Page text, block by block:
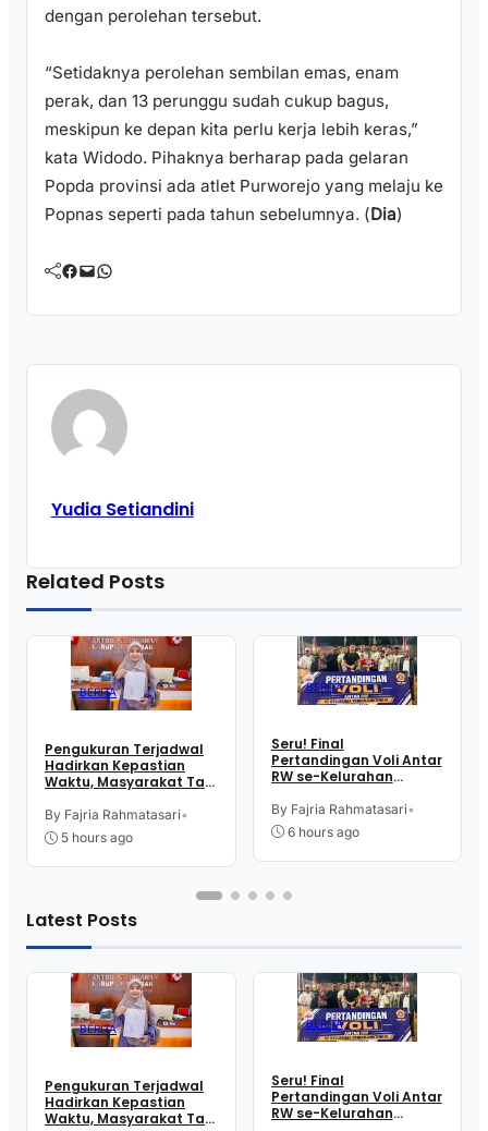
dengan perolehan tersebut.
“Setidaknya perolehan sembilan emas, enam
perak, dan 13 perunggu sudah cukup bagus,
meskipun ke depan kita perlu kerja lebih keras,”
kata Widodo. Pihaknya berharap pada gelaran
Popda provinsi ada atlet Purworejo yang melaju ke
Popnas seperti pada tahun sebelumnya. (Dia)
Facebook Mail WhatsApp
Yudia Setiandini
Related Posts
BERITA
Pengukuran Terjadwal
Hadirkan Kepastian
Waktu, Masyarakat Tak
Layanan Pertanahan
By Fajria Rahmatasari•
5 hours ago
BERITA
Seru! Final
Pertandingan Voli Antar
RW se-Kelurahan
Sambut HUT RI
By Fajria Rahmatasari•
6 hours ago
Latest Posts
BERITA
Pengukuran Terjadwal
Hadirkan Kepastian
Waktu, Masyarakat Tak
BERITA
Seru! Final
Pertandingan Voli Antar
RW se-Kelurahan